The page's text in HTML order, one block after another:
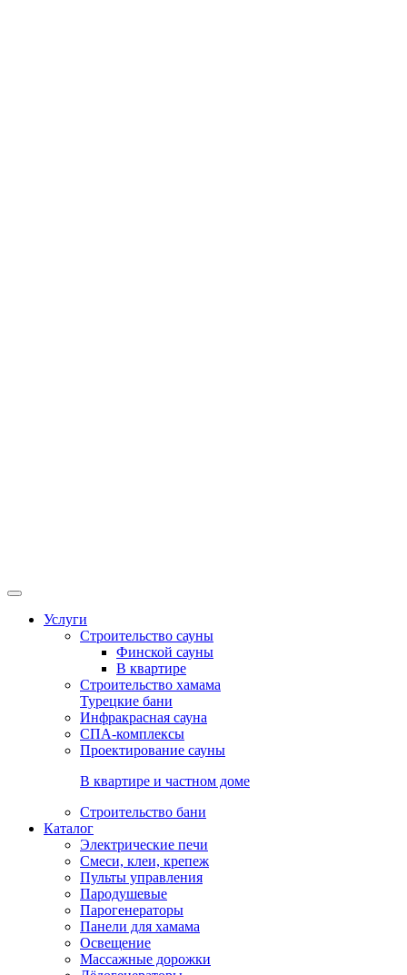
Услуги
Строительство сауны
Финской сауны
В квартире
Строительство хамама
Турецкие бани
Инфракрасная сауна
СПА-комплексы
Проектирование сауны
В квартире и частном доме
Строительство бани
Каталог
Электрические печи
Смеси, клеи, крепеж
Пульты управления
Пародушевые
Парогенераторы
Панели для хамама
Освещение
Массажные дорожки